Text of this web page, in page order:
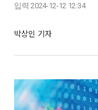
입력 2024-12-12 12:34
박상인 기자